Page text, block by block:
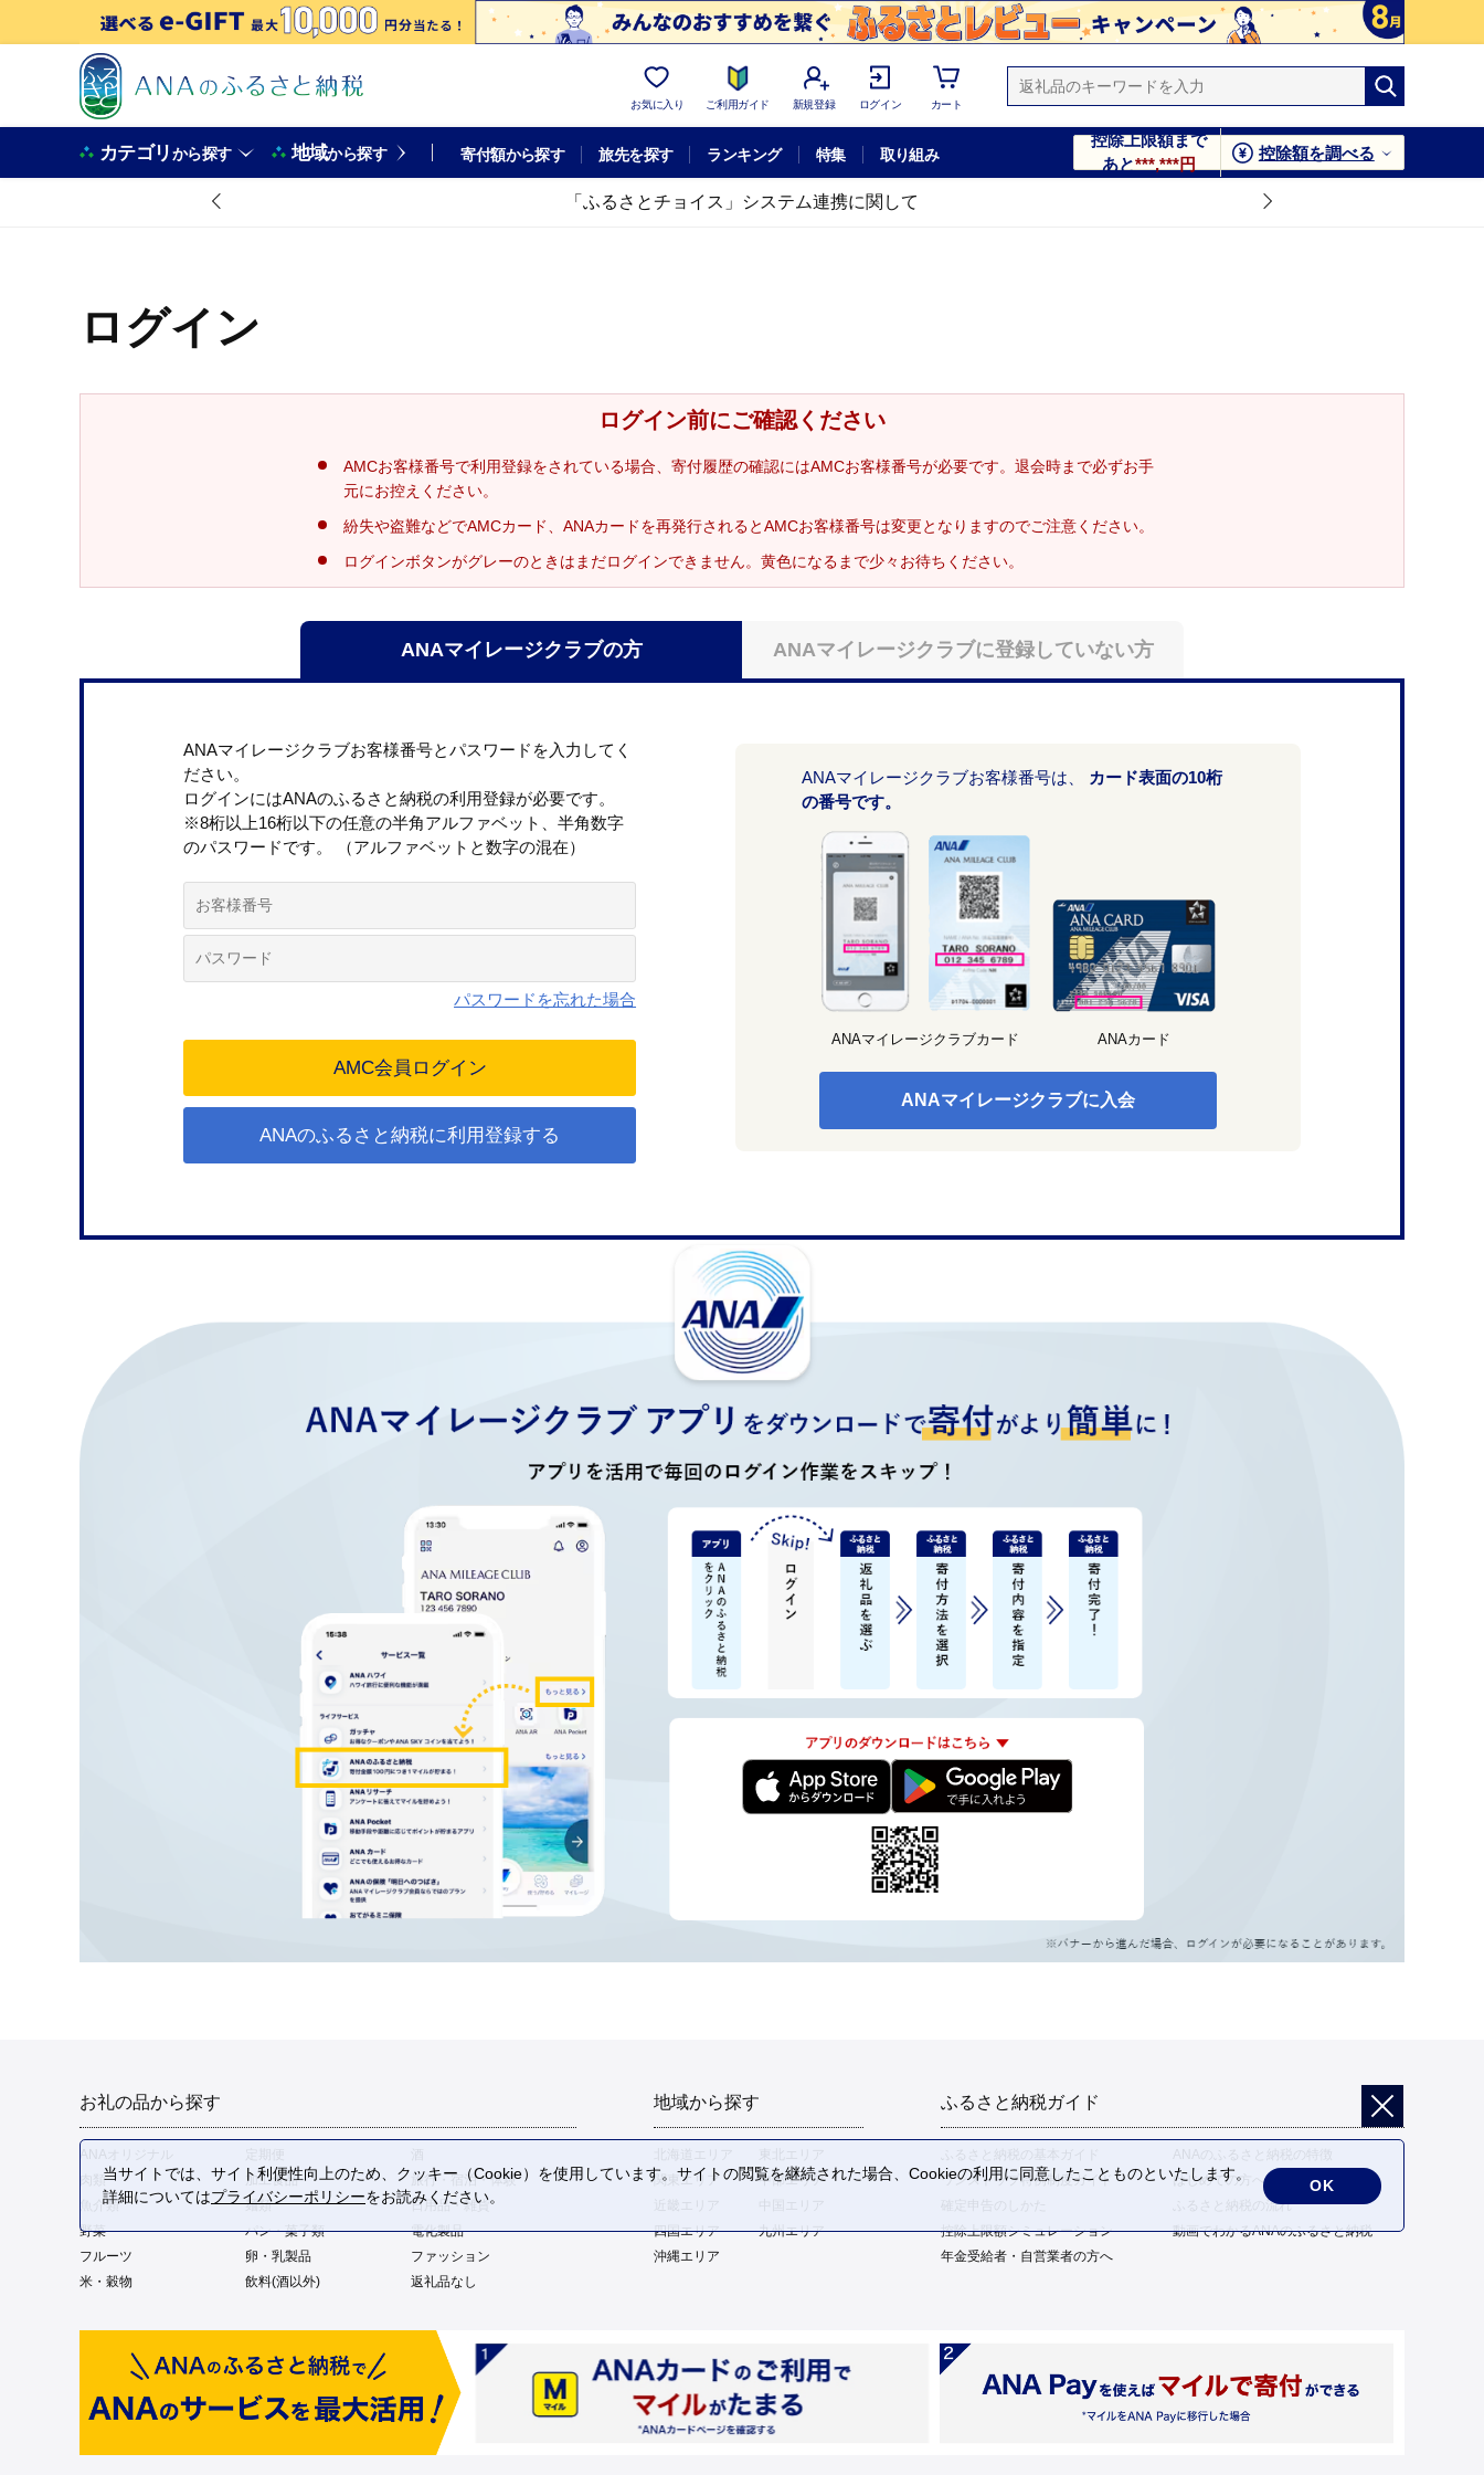
お気に入り ご利用ガイド 新規登録 ログイン カート
カテゴリから探す 地域から探す 寄付額から探す 旅先を探す ランキング 特集 取り組み
控除上限額まで
あと***,***円
控除額を調べる
「ふるさとチョイス」システム連携に関して
ログイン
ログイン前にご確認ください
AMCお客様番号で利用登録をされている場合、寄付履歴の確認にはAMCお客様番号が必要です。退会時まで必ずお手
元にお控えください。
紛失や盗難などでAMCカード、ANAカードを再発行されるとAMCお客様番号は変更となりますのでご注意ください。
ログインボタンがグレーのときはまだログインできません。黄色になるまで少々お待ちください。
ANAマイレージクラブの方 ANAマイレージクラブに登録していない方
ANAマイレージクラブお客様番号とパスワードを入力してく
ださい。
ログインにはANAのふるさと納税の利用登録が必要です。
※8桁以上16桁以下の任意の半角アルファベット、半角数字
のパスワードです。 （アルファベットと数字の混在）
パスワードを忘れた場合
ANAのふるさと納税に利用登録する
ANAマイレージクラブお客様番号は、
カード表面の10桁
の番号です。
ANAマイレージクラブカード ANAカード
ANAマイレージクラブに入会
お礼の品から探す
肉類
加工食品
旅行・宿泊・体験
魚介類
麺類
日用品・雑貨
野菜
パン・菓子類
電化製品
フルーツ
卵・乳製品
ファッション
米・穀物
飲料(酒以外) 返礼品なし
地域から探す
関東エリア
中部エリア
四国エリア
九州エリア
沖縄エリア
ふるさと納税ガイド
ふるさと納税の基本ガイド
ANAのふるさと納税の特徴
ワンストップ特例制度ガイド
はじめての方へ
ふるさと納税の流れ
控除上限額シミュレーション
動画でわかるANAのふるさと納税
年金受給者・自営業者の方へ
当サイトでは、サイト利便性向上のため、クッキー（Cookie）を使用しています。サイトの閲覧を継続された場合、Cookieの利用に同意したことものといたします。
詳細についてはプライバシーポリシーをお読みください。
OK